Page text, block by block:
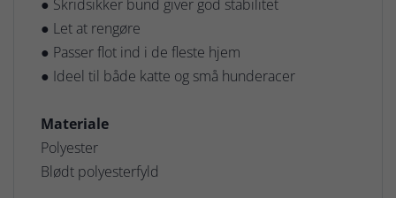
● Skridsikker bund giver god stabilitet
● Let at rengøre
● Passer flot ind i de fleste hjem
● Ideel til både katte og små hunderacer
Materiale
Polyester
Blødt polyesterfyld